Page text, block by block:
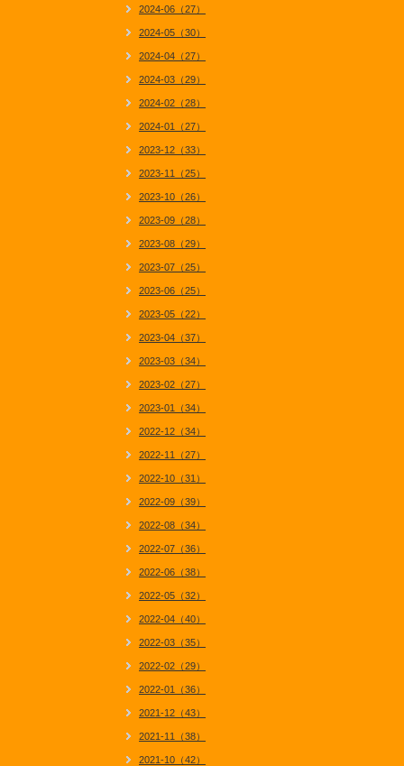
2024-06（27）
2024-05（30）
2024-04（27）
2024-03（29）
2024-02（28）
2024-01（27）
2023-12（33）
2023-11（25）
2023-10（26）
2023-09（28）
2023-08（29）
2023-07（25）
2023-06（25）
2023-05（22）
2023-04（37）
2023-03（34）
2023-02（27）
2023-01（34）
2022-12（34）
2022-11（27）
2022-10（31）
2022-09（39）
2022-08（34）
2022-07（36）
2022-06（38）
2022-05（32）
2022-04（40）
2022-03（35）
2022-02（29）
2022-01（36）
2021-12（43）
2021-11（38）
2021-10（42）